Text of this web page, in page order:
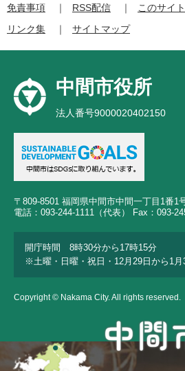
免責事項
RSS配信
このサイ
リンク集
サイトマップ
中間市役所
法人番号9000020402150
〒809-8501 福岡県中間市中間一丁目1番1
電話：093-244-1111（代表） Fax：093-
開庁時間 8時30分から17時15分
※土曜・日曜・祝日・12月29日から1月
Copyright © Nakama City. All rights reserved.